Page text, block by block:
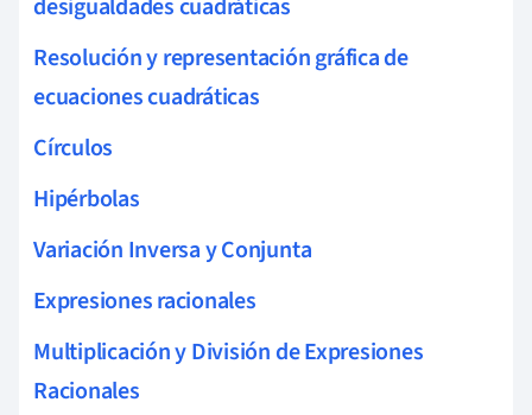
desigualdades cuadráticas
Resolución y representación gráfica de
ecuaciones cuadráticas
Círculos
Hipérbolas
Variación Inversa y Conjunta
Expresiones racionales
Multiplicación y División de Expresiones
Racionales